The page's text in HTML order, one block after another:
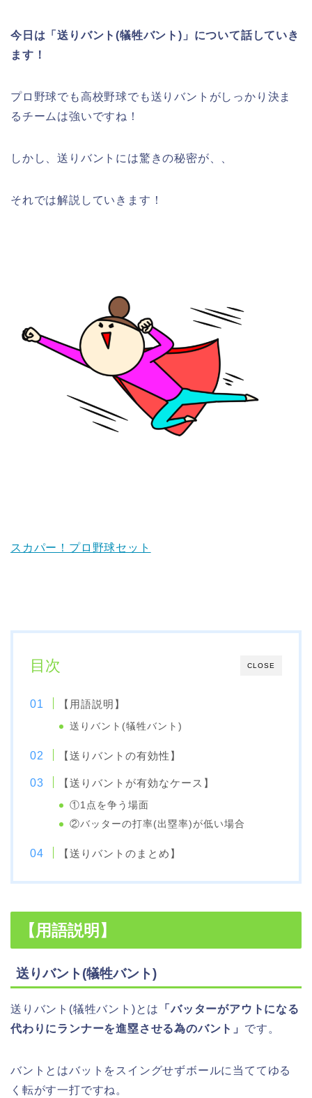
今日は「送りバント(犠牲バント)」について話していき
ます！
プロ野球でも高校野球でも送りバントがしっかり決ま
るチームは強いですね！
しかし、送りバントには驚きの秘密が、、
それでは解説していきます！
スカパー！プロ野球セット
CLOSE
目次
【用語説明】
送りバント(犠牲バント)
【送りバントの有効性】
【送りバントが有効なケース】
①1点を争う場面
②バッターの打率(出塁率)が低い場合
【送りバントのまとめ】
【用語説明】
送りバント(犠牲バント)
送りバント(犠牲バント)とは
「バッターがアウトになる
代わりにランナーを進塁させる為のバント」 です。
バントとはバットをスイングせずボールに当ててゆる
く転がす一打ですね。